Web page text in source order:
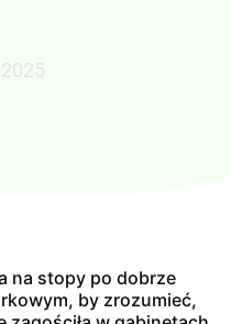
na stopy po dobrze
by zrozumieć,